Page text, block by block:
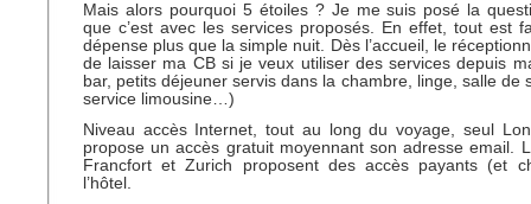
Mais alors pourquoi 5 étoiles ? Je me suis posé la
que c’est avec les services proposés. En effet, tout est
dépense plus que la simple nuit. Dès l’accueil, le
de laisser ma CB si je veux utiliser des services depuis
bar, petits déjeuner servis dans la chambre, linge, salle de
service limousine…)
Niveau accès Internet, tout au long du voyage, seul
propose un accès gratuit moyennant son adresse email.
Francfort et Zurich proposent des accès payants (et
l’hôtel.